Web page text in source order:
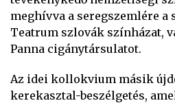
meghívva a seregszemlére a
Teatrum szlovák színházat,
Panna cigánytársulatot.
Az idei kollokvium másik
kerekasztal-beszélgetés,